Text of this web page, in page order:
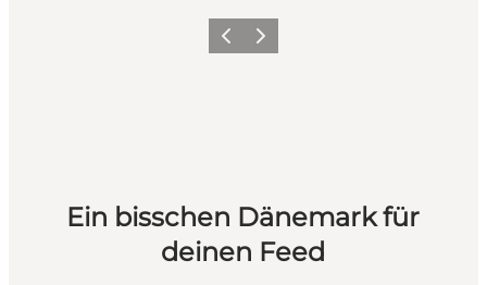
ZurückWeiter
Ein bisschen Dänemark für
deinen Feed